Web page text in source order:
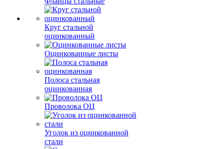
Круг стальной
оцинкованный
Оцинкованные листы
Полоса стальная
оцинкованная
Проволока ОЦ
Уголок из оцинкованной
стали